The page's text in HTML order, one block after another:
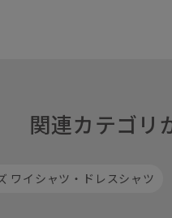
関連カテゴリ
ワイシャツ・ドレスシャツ